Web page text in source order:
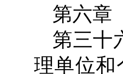
第六章
第三十
理单位和